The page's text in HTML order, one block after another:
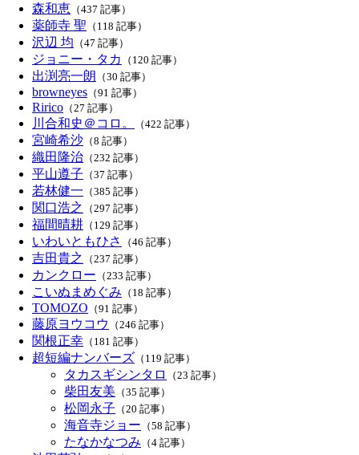
森和恵 （437 記事）
薬師寺 聖 （118 記事）
沢辺 均 （47 記事）
ジョニー・タカ （120 記事）
出渕亮一朗 （30 記事）
browneyes （91 記事）
Ririco （27 記事）
川合和史＠コロ。 （422 記事）
宮崎希沙 （8 記事）
織田隆治 （232 記事）
平山遵子 （37 記事）
若林健一 （385 記事）
関口浩之 （297 記事）
福間晴耕 （129 記事）
いわいともひさ （46 記事）
吉田貴之 （237 記事）
カンクロー （233 記事）
こいぬまめぐみ （18 記事）
TOMOZO （91 記事）
藤原ヨウコウ （246 記事）
関根正幸 （181 記事）
超短編ナンバーズ （119 記事）
タカスギシンタロ （23 記事）
柴田友美 （35 記事）
松岡永子 （20 記事）
海音寺ジョー （58 記事）
たなかなつみ （4 記事）